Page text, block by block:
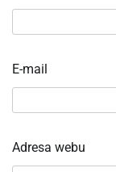
E-mail
Adresa webu